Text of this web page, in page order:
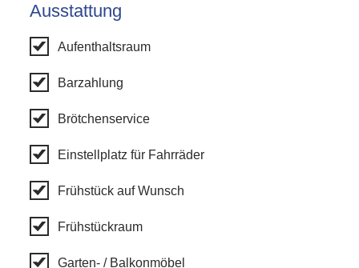
Ausstattung
Aufenthaltsraum
Barzahlung
Brötchenservice
Einstellplatz für Fahrräder
Frühstück auf Wunsch
Frühstückraum
Garten- / Balkonmöbel